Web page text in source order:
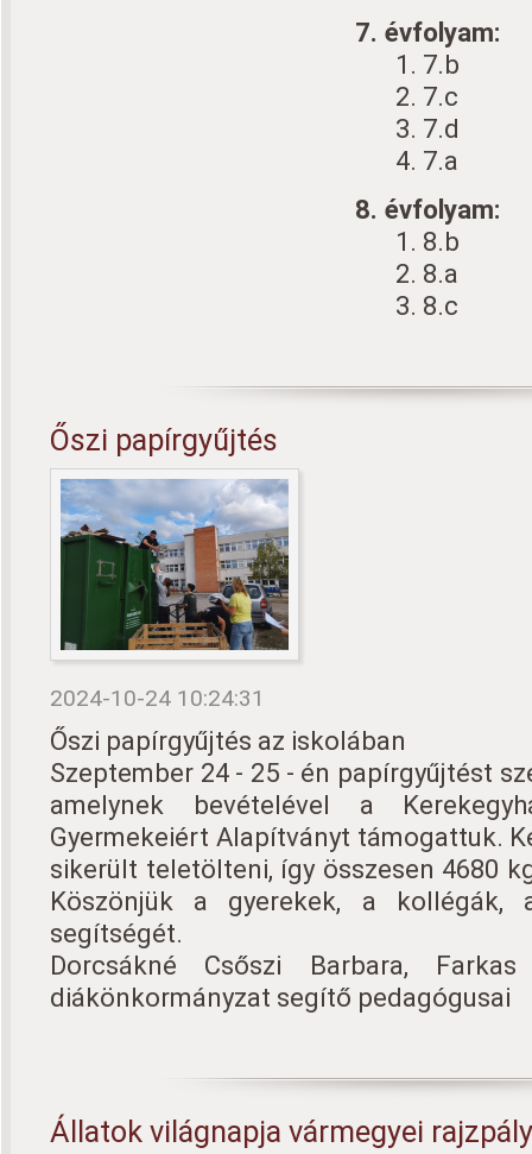
7. évfolyam:
1. 7.b
2. 7.c
3. 7.d
4. 7.a
8. évfolyam:
1. 8.b
2. 8.a
3. 8.c
Őszi papírgyűjtés
2024-10-24 10:24:31
Őszi papírgyűjtés az iskolában
Szeptember 24 - 25 - én papírgyűjtést
amelynek bevételével a
Gyermekeiért Alapítványt támogattuk.
sikerült teletölteni, így összesen 4680
Köszönjük a gyerekek, a
segítségét.
Dorcsákné Csőszi Barbara,
diákönkormányzat segítő pedagógusai
Állatok világnapja vármegyei